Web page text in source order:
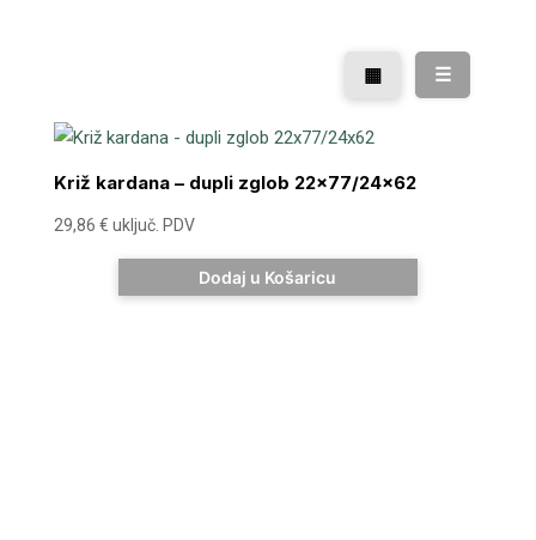
▦ ☰
Križ kardana – dupli zglob 22×77/24×62
29,86 € uključ. PDV
Dodaj u Košaricu